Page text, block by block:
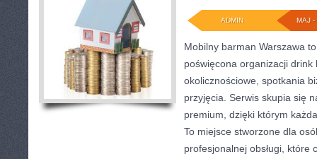
MAJ -
ADMIN
Mobilny barman Warszawa
poświęcona organizacji drink
okolicznościowe, spotkania
przyjęcia. Serwis skupia się
premium, dzięki którym
To miejsce stworzone dla
profesjonalnej obsługi, które